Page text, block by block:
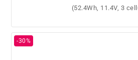
(52.4Wh, 11.4V, 3